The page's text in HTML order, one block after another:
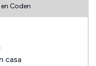
Coden
casa